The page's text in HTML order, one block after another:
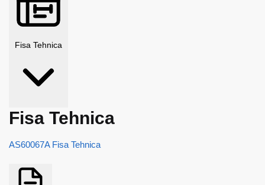
Fisa Tehnica
Fisa Tehnica
AS60067A Fisa Tehnica